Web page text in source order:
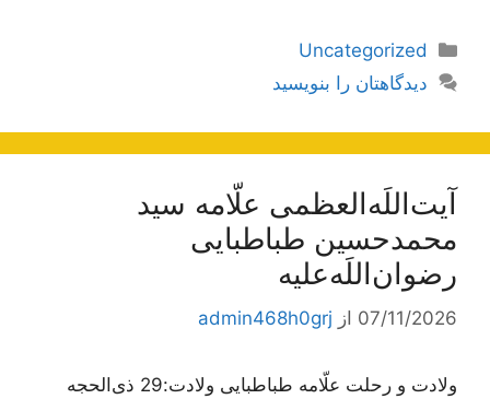
دسته‌ها
Uncategorized
دیدگاهتان را بنویسید
آیت‌اللَه‌العظمی علّامه سید
محمدحسین طباطبایی
رضوان‌اللَه‌علیه
07/11/2026 از admin468h0grj
ولادت و رحلت علّامه طباطبایی ولادت:29 ذی‌الحجه